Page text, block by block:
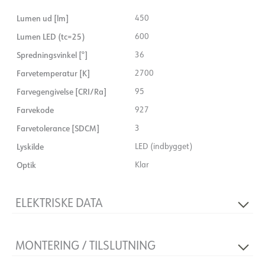
Lumen ud [lm] 450
Lumen LED (tc=25) 600
Spredningsvinkel [°] 36
Farvetemperatur [K] 2700
Farvegengivelse [CRI/Ra] 95
Farvekode 927
Farvetolerance [SDCM] 3
Lyskilde LED (indbygget)
Optik Klar
ELEKTRISKE DATA
Flimmerfri Ja
MONTERING / TILSLUTNING